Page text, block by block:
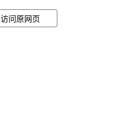
访问原网页